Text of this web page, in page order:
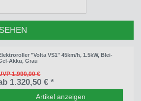
"Volta VS1" 45km/h, 1.5kW, Blei-
Akku, Grau
1.990,00 €
1.320,50 € *
Artikel anzeigen